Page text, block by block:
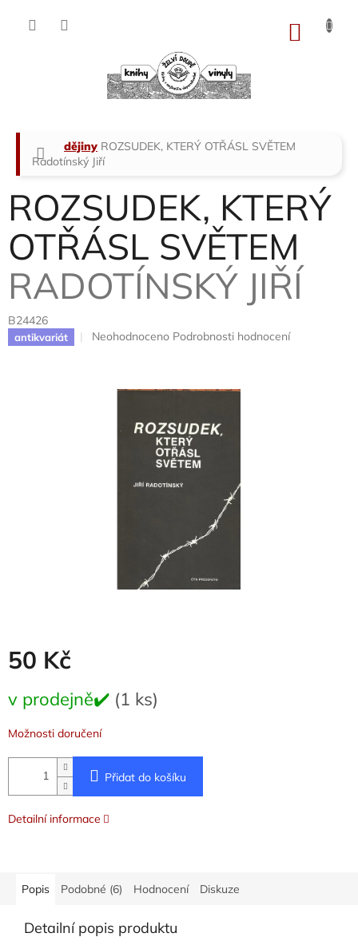
Domů
dějiny ROZSUDEK, KTERÝ OTŘÁSL SVĚTEM
Radotínský Jiří
ROZSUDEK, KTERÝ
OTŘÁSL SVĚTEM
RADOTÍNSKÝ JIŘÍ
B24426
antikvariát
Průměrné
Neohodnoceno Podrobnosti hodnocení
50 Kč
cena:
v prodejně✔️ (1 ks)
Možnosti doručení
Přidat do košíku
Detailní informace
Popis Podobné (6) Hodnocení Diskuze
Detailní popis produktu